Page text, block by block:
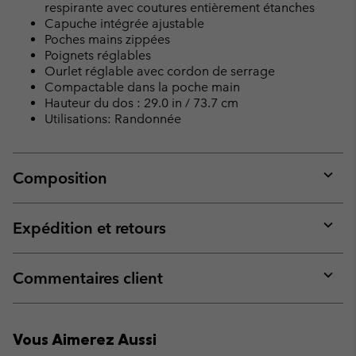
respirante avec coutures entièrement étanches
Capuche intégrée ajustable
Poches mains zippées
Poignets réglables
Ourlet réglable avec cordon de serrage
Compactable dans la poche main
Hauteur du dos : 29.0 in / 73.7 cm
Utilisations: Randonnée
Composition
or
Expédition et retours
or
Commentaires client
or
Vous Aimerez Aussi